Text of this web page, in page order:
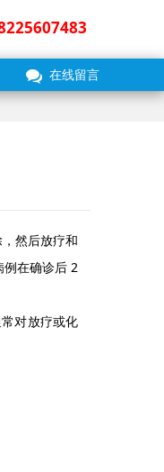
在线留言
然后放疗和
例在确诊后 2
对放疗或化